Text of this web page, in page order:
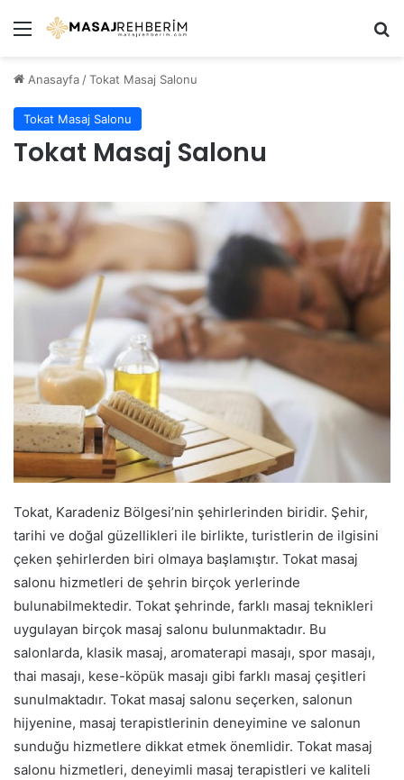
Menü
Anasayfa /Tokat Masaj Salonu
Tokat Masaj Salonu
Tokat Masaj Salonu
Tokat, Karadeniz Bölgesi’nin şehirlerinden biridir. Şehir,
tarihi ve doğal güzellikleri ile birlikte, turistlerin de ilgisini
çeken şehirlerden biri olmaya başlamıştır. Tokat masaj
salonu hizmetleri de şehrin birçok yerlerinde
bulunabilmektedir. Tokat şehrinde, farklı masaj teknikleri
uygulayan birçok masaj salonu bulunmaktadır. Bu
salonlarda, klasik masaj, aromaterapi masajı, spor masajı,
thai masajı, kese-köpük masajı gibi farklı masaj çeşitleri
sunulmaktadır. Tokat masaj salonu seçerken, salonun
hijyenine, masaj terapistlerinin deneyimine ve salonun
sunduğu hizmetlere dikkat etmek önemlidir. Tokat masaj
salonu hizmetleri, deneyimli masaj terapistleri ve kaliteli